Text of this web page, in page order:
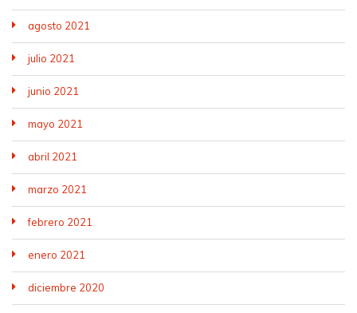
agosto 2021
julio 2021
junio 2021
mayo 2021
abril 2021
marzo 2021
febrero 2021
enero 2021
diciembre 2020